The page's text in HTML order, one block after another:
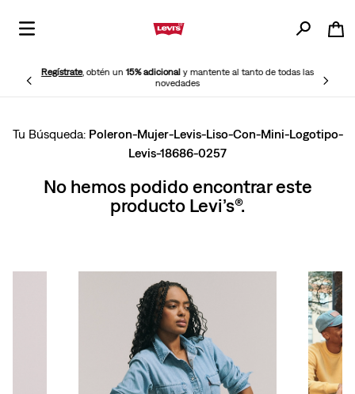
Regístrate, obtén un15% adicionaly mantente al tanto de todas las
novedades
Poleron-Mujer-Levis-Liso-Con-Mini-Logotipo-
Levis-18686-0257
No hemos podido encontrar este
producto Levi’s®.